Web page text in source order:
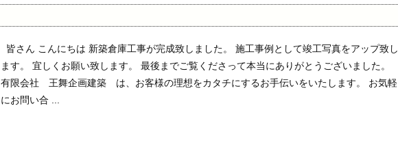
皆さん こんにちは 新築倉庫工事が完成致しました。 施工事例として竣工写真をアップ致し
ます。 宜しくお願い致します。 最後までご覧くださって本当にありがとうございました。
有限会社 王舞企画建築 は、お客様の理想をカタチにするお手伝いをいたします。 お気軽
にお問い合 ...